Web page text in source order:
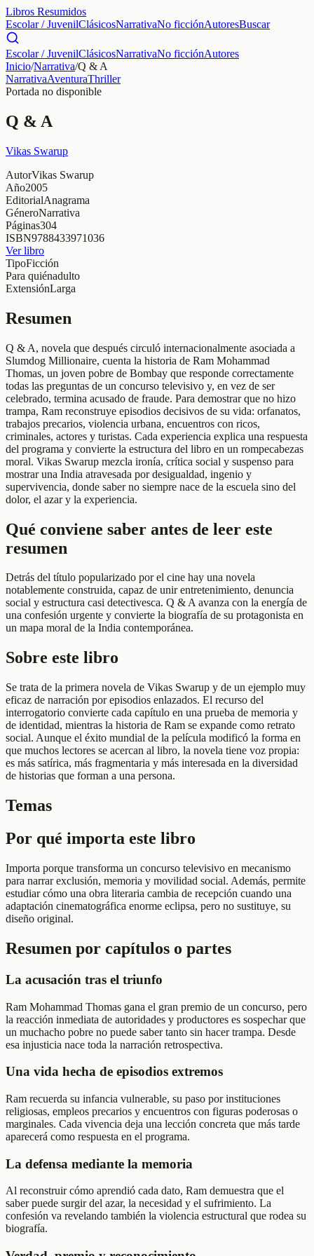
Libros Resumidos
Escolar / JuvenilClásicosNarrativaNo ficciónAutoresBuscar
Escolar / JuvenilClásicosNarrativaNo ficciónAutores
Inicio/Narrativa/Q & A
NarrativaAventuraThriller
Portada no disponible
Q & A
Vikas Swarup
AutorVikas Swarup
Año2005
EditorialAnagrama
GéneroNarrativa
Páginas304
ISBN9788433971036
Ver libro
TipoFicción
Para quiénadulto
ExtensiónLarga
Resumen
Q & A, novela que después circuló internacionalmente asociada a
Slumdog Millionaire, cuenta la historia de Ram Mohammad
Thomas, un joven pobre de Bombay que responde correctamente
todas las preguntas de un concurso televisivo y, en vez de ser
celebrado, termina acusado de fraude. Para demostrar que no hizo
trampa, Ram reconstruye episodios decisivos de su vida: orfanatos,
trabajos precarios, violencia urbana, encuentros con ricos,
criminales, actores y turistas. Cada experiencia explica una respuesta
del programa y convierte la estructura del libro en un rompecabezas
moral. Vikas Swarup mezcla ironía, crítica social y suspenso para
mostrar una India atravesada por desigualdad, ingenio y
supervivencia, donde saber no siempre nace de la escuela sino del
dolor, el azar y la experiencia.
Qué conviene saber antes de leer este
resumen
Detrás del título popularizado por el cine hay una novela
notablemente construida, capaz de unir entretenimiento, denuncia
social y estructura casi detectivesca. Q & A avanza con la energía de
una confesión urgente y convierte la biografía de su protagonista en
un mapa moral de la India contemporánea.
Sobre este libro
Se trata de la primera novela de Vikas Swarup y de un ejemplo muy
eficaz de narración por episodios enlazados. El recurso del
interrogatorio convierte cada capítulo en una prueba de memoria y
de identidad, mientras la historia de Ram se expande como retrato
social. Aunque el éxito mundial de la película modificó la forma en
que muchos lectores se acercan al libro, la novela tiene voz propia:
es más satírica, más fragmentaria y más interesada en la diversidad
de historias que forman a una persona.
Temas
Por qué importa este libro
Importa porque transforma un concurso televisivo en mecanismo
para narrar exclusión, memoria y movilidad social. Además, permite
estudiar cómo una obra literaria cambia de recepción cuando una
adaptación cinematográfica enorme eclipsa, pero no sustituye, su
diseño original.
Resumen por capítulos o partes
La acusación tras el triunfo
Ram Mohammad Thomas gana el gran premio de un concurso, pero
la reacción inmediata de autoridades y productores es sospechar que
un muchacho pobre no puede saber tanto sin hacer trampa. Desde
esa injusticia nace toda la narración retrospectiva.
Una vida hecha de episodios extremos
Ram recuerda su infancia vulnerable, su paso por instituciones
religiosas, empleos precarios y encuentros con figuras poderosas o
marginales. Cada vivencia deja una lección concreta que más tarde
aparecerá como respuesta en el programa.
La defensa mediante la memoria
Al reconstruir cómo aprendió cada dato, Ram demuestra que el
saber puede surgir del azar, la necesidad y el sufrimiento. La
confesión va revelando también la violencia estructural que rodea su
biografía.